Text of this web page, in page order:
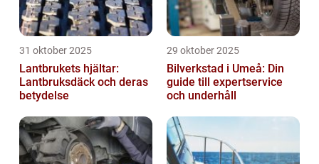
31 oktober 2025
Lantbrukets hjältar:
Lantbruksdäck och deras
betydelse
29 oktober 2025
Bilverkstad i Umeå: Din
guide till expertservice
och underhåll